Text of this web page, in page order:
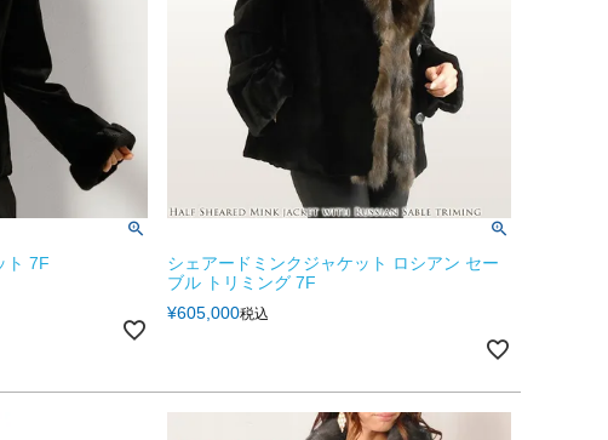
ト 7F
シェアードミンクジャケット ロシアン セー
ブル トリミング 7F
¥605,000税込